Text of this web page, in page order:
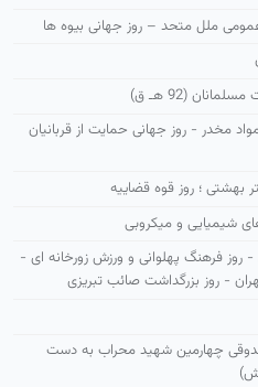
ملل متحد – روز جهانی بیوه ها
(92 هـ ق)
مواد مخدر - روز جهانی حمایت از قربانیان
بهشتی ؛ روز قوه قضاییه
شیمیایی و میکروبی
فرهنگ پهلوانی و ورزش زورخانه ای -
- روز بزرگداشت صائب تبریزی
چهارمین شهید محراب به دست